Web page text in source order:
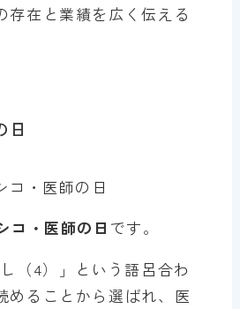
存在と業績を広く伝える
日
コ・医師の日 です。
（4）」という語呂合わ
めることから選ばれ、医